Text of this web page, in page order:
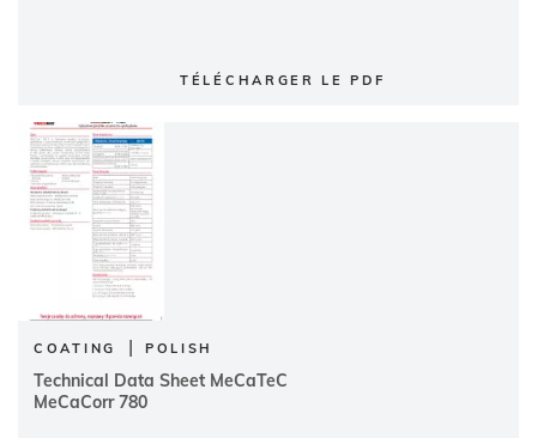
TÉLÉCHARGER LE PDF
COATING | POLISH
Technical Data Sheet MeCaTeC
MeCaCorr 780